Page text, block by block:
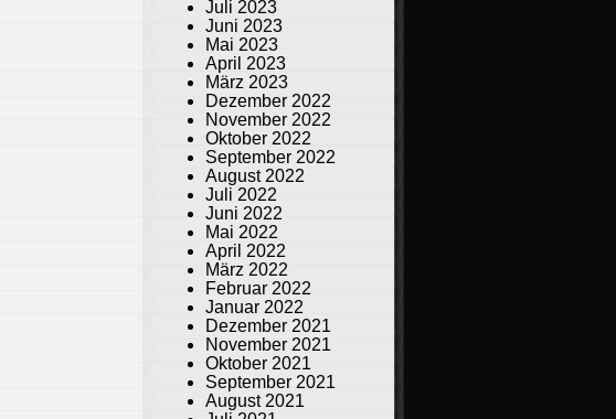
Juli 2023
Juni 2023
Mai 2023
April 2023
März 2023
Dezember 2022
November 2022
Oktober 2022
September 2022
August 2022
Juli 2022
Juni 2022
Mai 2022
April 2022
März 2022
Februar 2022
Januar 2022
Dezember 2021
November 2021
Oktober 2021
September 2021
August 2021